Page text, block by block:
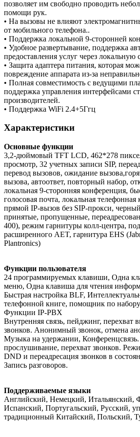
позволяет им свободно проводить
помощи рук.
• На вызовы не влияют
от мобильного телефона..
• Поддержка локальной 9-сторонней
• Удобное развертывание, поддержка
предоставления услуг через локальную
• Защита адаптера питания, которая
повреждение аппарата из-за
• Полная совместимость с ведущими
поддержка управления интерфейсами
производителей.
• Поддержка WiFi 2.4+5Ггц
Характеристики
Основные функции
3,2-дюймовый TFT LCD, 462*278
просмотр, 32 учетных записи SIP,
перевод вызовов, ожидание
вызова, автоответ, повторный набор,
локальная 9-сторонняя конференция,
голосовая почта, локальная телефонная
прямой IP-вызов без SIP-прокси,
принятые, пропущенные,
400), режим гарнитуры колл-центра,
расширенного AET, гарнитура EHS
Plantronics)
Функции пользователя
24 программируемых клавиши, Одна
меню, Одна клавиша для чтения
Быстрая настройка BLF,
телефонной книге, помощник по
Функции IP-PBX
Внутренняя связь, пейджинг, перехват
звонков. Анонимный звонок, отмена
Музыка на удержании,
прослушивание, перехват звонков.
DND и переадресация звонков в
Запись разговоров.
Поддерживаемые языки
Английский, Немецкий, Итальянский,
Испанский, Португальский, Русский,
традиционный Китайский, Польский,